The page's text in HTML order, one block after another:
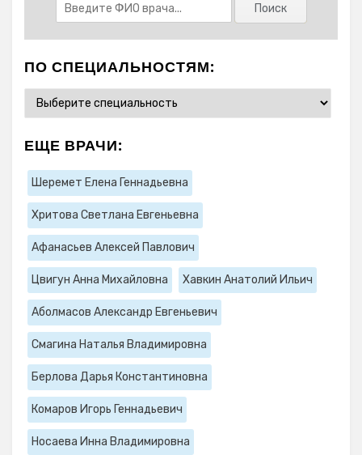
ПО СПЕЦИАЛЬНОСТЯМ:
ЕЩЕ ВРАЧИ:
Шеремет Елена Геннадьевна
Хритова Светлана Евгеньевна
Афанасьев Алексей Павлович
Цвигун Анна Михайловна Хавкин Анатолий Ильич
Аболмасов Александр Евгеньевич
Смагина Наталья Владимировна
Берлова Дарья Константиновна
Комаров Игорь Геннадьевич
Носаева Инна Владимировна